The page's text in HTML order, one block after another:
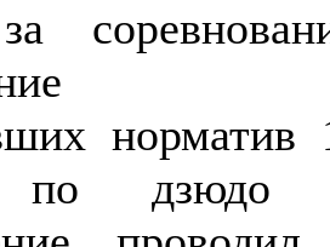
норматив
по